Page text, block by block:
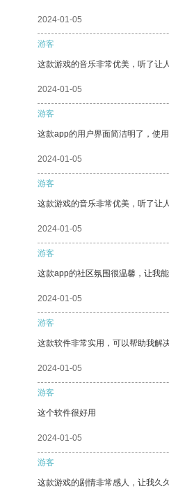
2024-01-05
游客
这款游戏的音乐非常优美，听了让
2024-01-05
游客
这款app的用户界面简洁明了，使
2024-01-05
游客
这款游戏的音乐非常优美，听了让
2024-01-05
游客
这款app的社区氛围很温馨，让我能
2024-01-05
游客
这款软件非常实用，可以帮助我解
2024-01-05
游客
这个软件很好用
2024-01-05
游客
这款游戏的剧情非常感人，让我久